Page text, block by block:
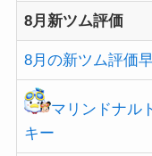
8月新ツム評価
8月の新ツム評価
マリンドナル
キー